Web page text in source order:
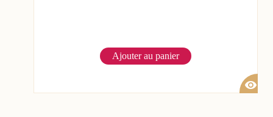
Ajouter au panier
visibility